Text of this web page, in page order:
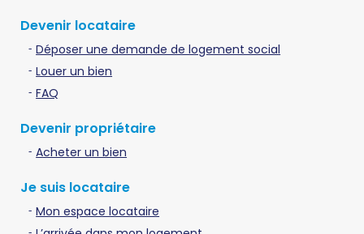
Devenir locataire
Déposer une demande de logement social
Louer un bien
FAQ
Devenir propriétaire
Acheter un bien
Je suis locataire
Mon espace locataire